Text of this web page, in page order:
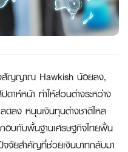
สัญญาณ Hawkish น้อยลง,
าห์หน้า ทำให้ส่วนต่างระหว่าง
ลง หนุนเงินทุนต่างชาติไหล
บกับพื้นฐานเศรษฐกิจไทยฟื้น
จจัยสำคัญที่ช่วยเงินบาทกลับมา